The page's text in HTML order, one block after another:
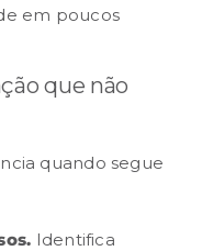
em poucos
que não
quando segue
Identifica